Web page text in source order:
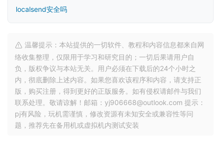
localsend安全吗
温馨提示：本站提供的一切软件、教程和内容信息都来自网
络收集整理，仅限用于学习和研究目的；一切后果请用户自
负，版权争议与本站无关。用户必须在下载后的24个小时之
内，彻底删除上述内容。如果您喜欢该程序和内容，请支持正
版，购买注册，得到更好的正版服务。如有侵权请邮件与我们
联系处理。敬请谅解！邮箱：yj906668@outlook.com 提示：
pj有风险，玩机需谨慎，修改资源有未知安全或兼容性等问
题，推荐先在备用机或虚拟机内测试安装